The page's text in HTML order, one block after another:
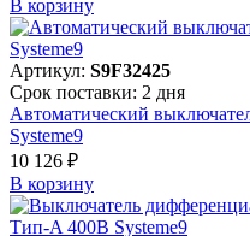
В корзинy
Артикул: S9F32425
Срок поставки: 2 дня
Автоматический
Systeme9
10 126 ₽
В корзинy